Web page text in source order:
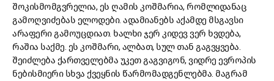
შოკისმომგვრელია, ეს ღამის კოშმარია, რომლიდანაც
გამოღვიძებას ელოდები. ადამიანებს აქამდე მსგავსი
არაფერი გამოუცდიათ. ხალხი ჯერ კიდევ ვერ ხვდება,
რაშია საქმე. ეს კოშმარი, ალბათ, სულ თან გაგვყვება.
შეიძლება ქართველებმა უკეთ გაგვიგონ, ვიდრე ევროპის
ნებისმიერი სხვა ქვეყნის წარმომადგენლებმა. მაგრამ